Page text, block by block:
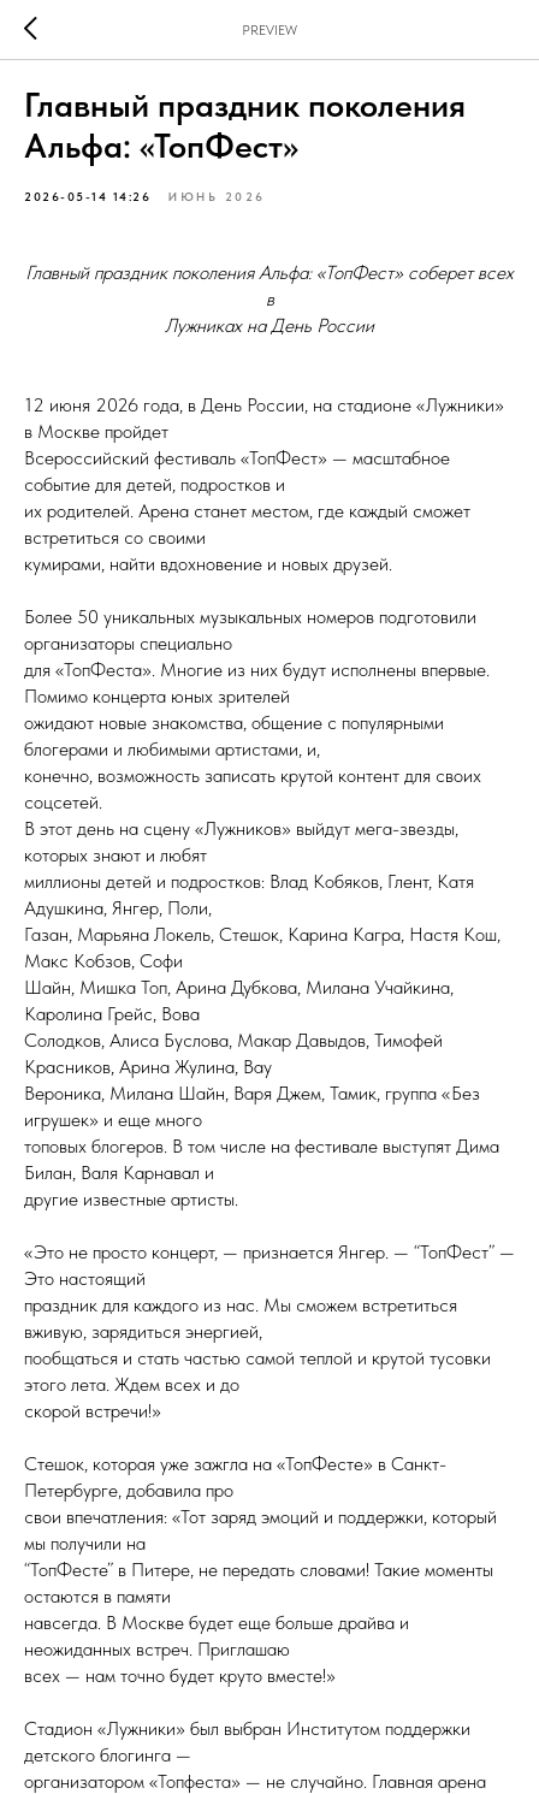
PREVIEW
Главный праздник поколения
Альфа: «ТопФест»
2026-05-14 14:26 ИЮНЬ 2026
Главный праздник поколения Альфа: «ТопФест» соберет всех
в
Лужниках на День России
12 июня 2026 года, в День России, на стадионе «Лужники»
в Москве пройдет
Всероссийский фестиваль «ТопФест» — масштабное
событие для детей, подростков и
их родителей. Арена станет местом, где каждый сможет
встретиться со своими
кумирами, найти вдохновение и новых друзей.
Более 50 уникальных музыкальных номеров подготовили
организаторы специально
для «ТопФеста». Многие из них будут исполнены впервые.
Помимо концерта юных зрителей
ожидают новые знакомства, общение с популярными
блогерами и любимыми артистами, и,
конечно, возможность записать крутой контент для своих
соцсетей.
В этот день на сцену «Лужников» выйдут мега-звезды,
которых знают и любят
миллионы детей и подростков: Влад Кобяков, Глент, Катя
Адушкина, Янгер, Поли,
Газан, Марьяна Локель, Стешок, Карина Кагра, Настя Кош,
Макс Кобзов, Софи
Шайн, Мишка Топ, Арина Дубкова, Милана Учайкина,
Каролина Грейс, Вова
Солодков, Алиса Буслова, Макар Давыдов, Тимофей
Красников, Арина Жулина, Вау
Вероника, Милана Шайн, Варя Джем, Тамик, группа «Без
игрушек» и еще много
топовых блогеров. В том числе на фестивале выступят Дима
Билан, Валя Карнавал и
другие известные артисты.
«Это не просто концерт, — признается Янгер. — “ТопФест” —
Это настоящий
праздник для каждого из нас. Мы сможем встретиться
вживую, зарядиться энергией,
пообщаться и стать частью самой теплой и крутой тусовки
этого лета. Ждем всех и до
скорой встречи!»
Стешок, которая уже зажгла на «ТопФесте» в Санкт-
Петербурге, добавила про
свои впечатления: «Тот заряд эмоций и поддержки, который
мы получили на
“ТопФесте” в Питере, не передать словами! Такие моменты
остаются в памяти
навсегда. В Москве будет еще больше драйва и
неожиданных встреч. Приглашаю
всех — нам точно будет круто вместе!»
Стадион «Лужники» был выбран Институтом поддержки
детского блогинга —
организатором «Топфеста» — не случайно. Главная арена